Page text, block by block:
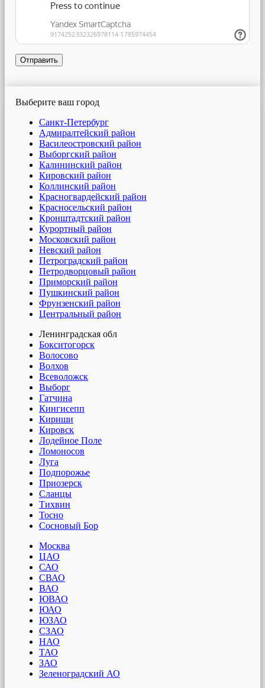
Отправить
Выберите ваш город
Санкт-Петербург
Адмиралтейский район
Василеостровский район
Выборгский район
Калининский район
Кировский район
Коллинский район
Красногвардейский район
Красносельский район
Кронштадтский район
Курортный район
Московский район
Невский район
Петроградский район
Петродворцовый район
Приморский район
Пушкинский район
Фрунзенский район
Центральный район
Ленинградская обл
Бокситогорск
Волосово
Волхов
Всеволожск
Выборг
Гатчина
Кингисепп
Кириши
Кировск
Лодейное Поле
Ломоносов
Луга
Подпорожье
Приозерск
Сланцы
Тихвин
Тосно
Сосновый Бор
Москва
ЦАО
САО
СВАО
ВАО
ЮВАО
ЮАО
ЮЗАО
СЗАО
НАО
ТАО
ЗАО
Зеленоградский АО